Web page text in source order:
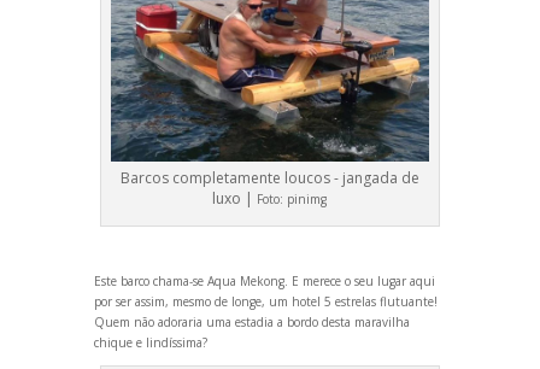
Barcos completamente loucos - jangada de
luxo | Foto: pinimg
Este barco chama-se Aqua Mekong. E merece o seu lugar aqui
por ser assim, mesmo de longe, um hotel 5 estrelas flutuante!
Quem não adoraria uma estadia a bordo desta maravilha
chique e lindíssima?